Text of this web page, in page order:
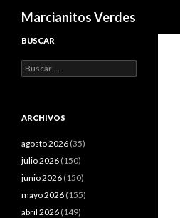
Marcianitos Verdes
BUSCAR
Buscar:
ARCHIVOS
agosto 2026 (35)
julio 2026 (150)
junio 2026 (150)
mayo 2026 (155)
abril 2026 (149)